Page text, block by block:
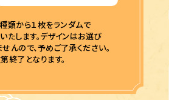
類から１枚をランダムで
たします。デザインはお選び
んので、予めご了承ください。
終了となります。